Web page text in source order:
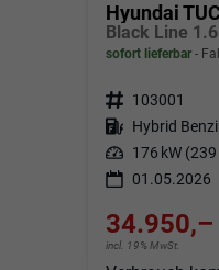
Hyundai
sofort lieferbar
Fahrzeugnr. 103001
Kraftstoff Hybrid
Leistung 176 kW (239
01.05.2026
34.950,–
incl. 19% MwSt.